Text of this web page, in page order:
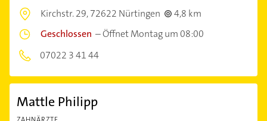
Kirchstr. 29,72622 Nürtingen
4,8 km
Geschlossen –Öffnet Montag um 08:00
07022 3 41 44
Mattle Philipp